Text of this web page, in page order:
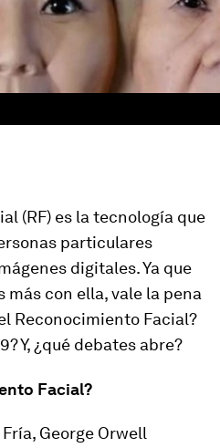
(RF) es la tecnología que
particulares
digitales. Ya que
con ella, vale la pena
Reconocimiento Facial?
Y, ¿qué debates abre?
Facial?
George Orwell